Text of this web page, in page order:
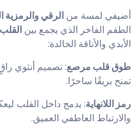
أضيفي لمسة من الرقي والرمزية
الطقم الفاخر الذي يجمع بين القلب
الأبدي والأناقة الخالدة:
طوق قلب مرصع: تصميم أنثوي
تمنح بريقًا ساحرًا.
رمز اللانهاية: يدمج داخل القلب
والارتباط العاطفي العميق.